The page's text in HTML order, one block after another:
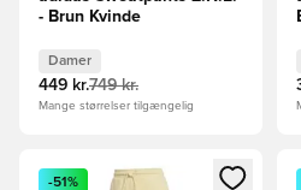
- Brun Kvinde
Damer
449 kr.749 kr.
Mange størrelser tilgængelig
Åbner en Modal til at logge
-51%